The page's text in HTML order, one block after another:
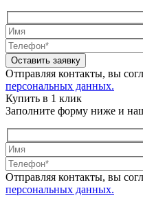
Оставить заявку
Отправляя контакты, вы
персональных данных.
Купить в 1 клик
Заполните форму ниже и
Отправляя контакты, вы
персональных данных.